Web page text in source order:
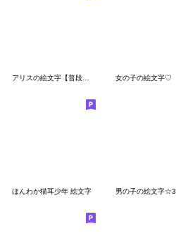
女の子の絵文字♡
ほんわか猫耳少年 絵文字 男の子の絵文字☆3